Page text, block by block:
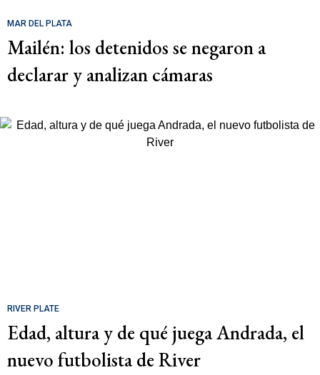
MAR DEL PLATA
Mailén: los detenidos se negaron a
declarar y analizan cámaras
RIVER PLATE
Edad, altura y de qué juega Andrada, el
nuevo futbolista de River